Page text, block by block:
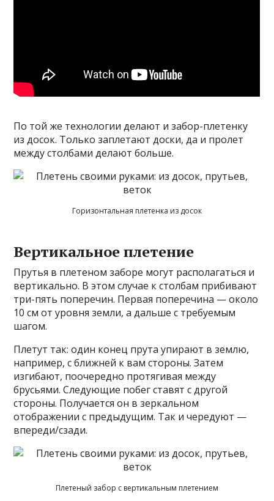
По той же технологии делают и забор-плетенку
из досок. Только заплетают доски, да и пролет
между столбами делают больше.
Горизонтальная плетенка из досок
Вертикальное плетение
Прутья в плетеном заборе могут располагаться и
вертикально. В этом случае к столбам прибивают
три-пять поперечин. Первая поперечина — около
10 см от уровня земли, а дальше с требуемым
шагом.
Плетут так: один конец прута упирают в землю,
например, с ближней к вам стороны. Затем
изгибают, поочередно протягивая между
брусьями. Следующие побег ставят с другой
стороны. Получается он в зеркальном
отображении с предыдущим. Так и чередуют —
впереди/сзади.
Плетеный забор с вертикальным плетением